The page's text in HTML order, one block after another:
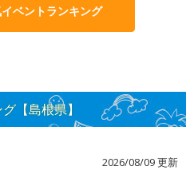
ベントランキング
【島根県】
2026/08/09 更新